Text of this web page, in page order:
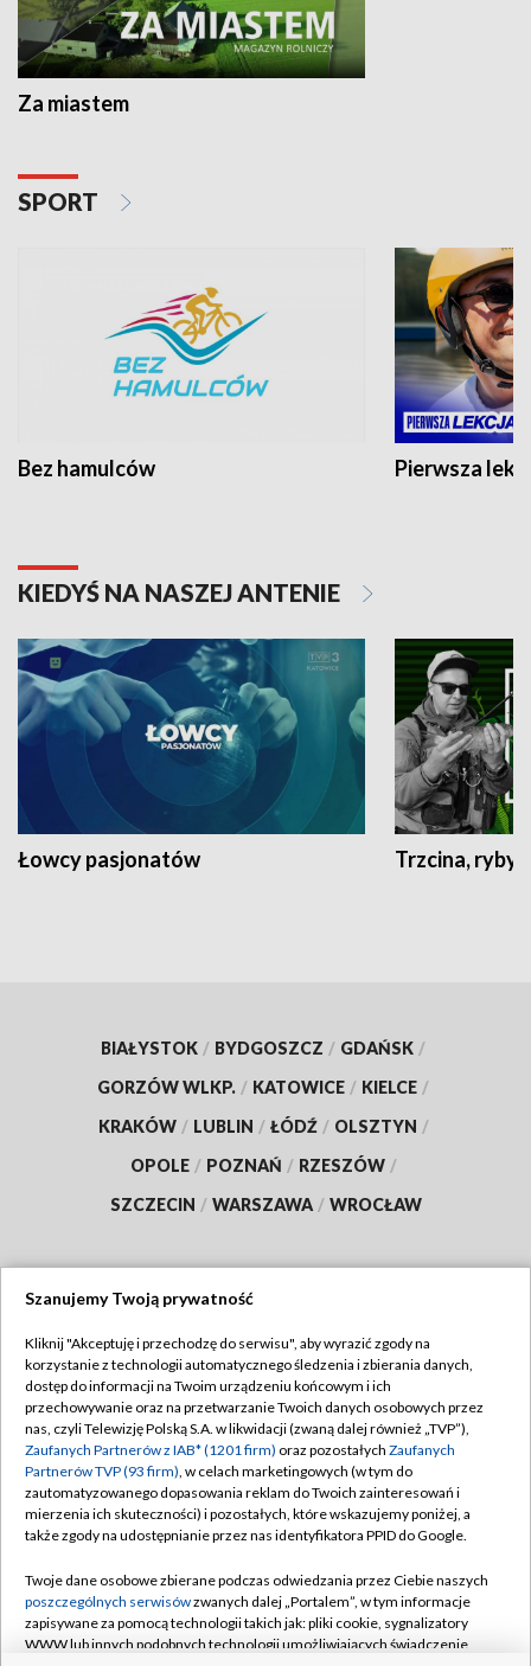
Za miastem
SPORT
Bez hamulców Pierwsza
KIEDYŚ NA NASZEJ ANTENIE
Łowcy pasjonatów Trzcina, ryby
BIAŁYSTOK / BYDGOSZCZ / GDAŃSK /
GORZÓW WLKP. / KATOWICE / KIELCE /
KRAKÓW / LUBLIN / ŁÓDŹ / OLSZTYN /
OPOLE / POZNAŃ / RZESZÓW /
SZCZECIN / WARSZAWA / WROCŁAW
TVP
Abonament TVP
Emisja w TVP
Centrum informacji TVP
Naziemna Telewizja Cyfrowa
Rada Programowa
System NOS
Regulamin TVP
Polityka prywatności
Moje zgody
Pomoc
Kontakt
Szanujemy Twoją prywatność
Kliknij "Akceptuję i przechodzę do serwisu", aby wyrazić zgody na
korzystanie z technologii automatycznego śledzenia i zbierania danych,
dostęp do informacji na Twoim urządzeniu końcowym i ich
przechowywanie oraz na przetwarzanie Twoich danych osobowych przez
nas, czyli Telewizję Polską S.A. w likwidacji (zwaną dalej również „TVP”),
Zaufanych Partnerów z IAB* (1201 firm) oraz pozostałych Zaufanych
Partnerów TVP (93 firm), w celach marketingowych (w tym do
zautomatyzowanego dopasowania reklam do Twoich zainteresowań i
mierzenia ich skuteczności) i pozostałych, które wskazujemy poniżej, a
także zgody na udostępnianie przez nas identyfikatora PPID do Google.
Twoje dane osobowe zbierane podczas odwiedzania przez Ciebie naszych
poszczególnych serwisówzwanych dalej „Portalem”, w tym informacje
zapisywane za pomocą technologii takich jak: pliki cookie, sygnalizatory
WWW lub innych podobnych technologii umożliwiających świadczenie